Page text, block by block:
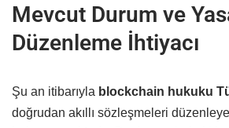
Mevcut Durum ve
Düzenleme İhtiyacı
Şu an itibarıyla blockchain hukuku
doğrudan akıllı sözleşmeleri